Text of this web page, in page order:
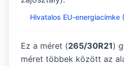
Hivatalos EU-energiacímke
Ez a méret (265/30R21)
méret többek között az